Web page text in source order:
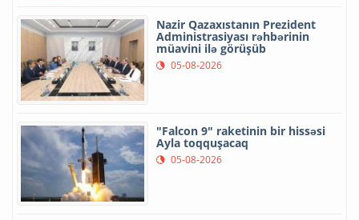
Nazir Qazaxıstanın Prezident
Administrasiyası rəhbərinin
müavini ilə görüşüb
05-08-2026
"Falcon 9" raketinin bir hissəsi
Ayla toqquşacaq
05-08-2026